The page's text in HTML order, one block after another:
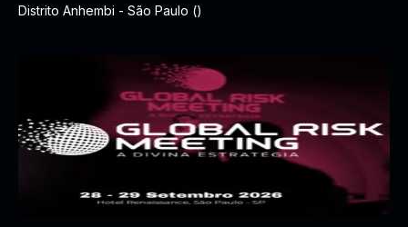
Distrito Anhembi - São Paulo ()